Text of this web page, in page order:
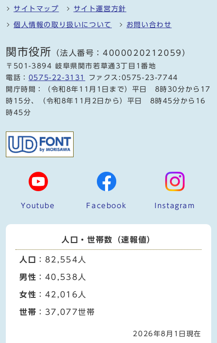
サイトマップ サイト運営方針
個人情報の取り扱いについて お問い合わせ
関市役所 （法人番号：4000020212059）
〒501-3894 岐阜県関市若草通3丁目1番地
電話： 0575-22-3131
ファクス:0575-23-7744
開庁時間：（令和8年11月1日まで）平日 8時30分から17
時15分、（令和8年11月2日から）平日 8時45分から16
時45分
Youtube Facebook Instagram
人口・世帯数（速報値）
人口 ：82,554人
男性 ：40,538人
女性 ：42,016人
世帯 ：37,077世帯
2026年8月1日現在